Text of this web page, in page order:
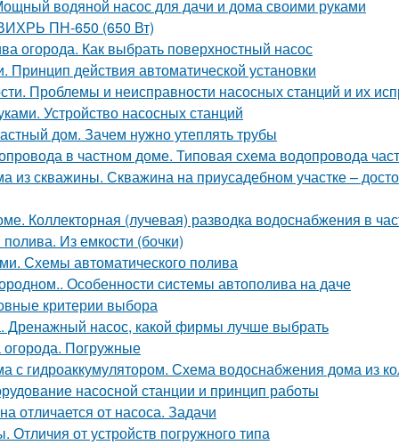
водяной насос для дачи и дома своими руками
ПН-650 (650 Вт)
огорода. Как выбрать поверхностный насос
действия автоматической установки
Проблемы и неисправности насосных станций и их
Устройство насосных станций
дом. Зачем нужно утеплять трубы
в частном доме. Типовая схема водопровода
из скважины. Скважина на приусадебном участке –
Коллекторная (лучевая) разводка водоснабжения в
Из емкости (бочки)
Схемы автоматического полива
Особенности системы автополива на даче
критерии выбора
Дренажный насос, какой фирмы лучше выбрать
Погружные
с гидроаккумулятором. Схема водоснабжения дома из
насосной станции и принцип работы
отличается от насоса. Задачи
от устройств погружного типа